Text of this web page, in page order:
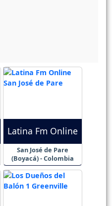
Latina Fm Online
San José de Pare
(Boyacá) - Colombia